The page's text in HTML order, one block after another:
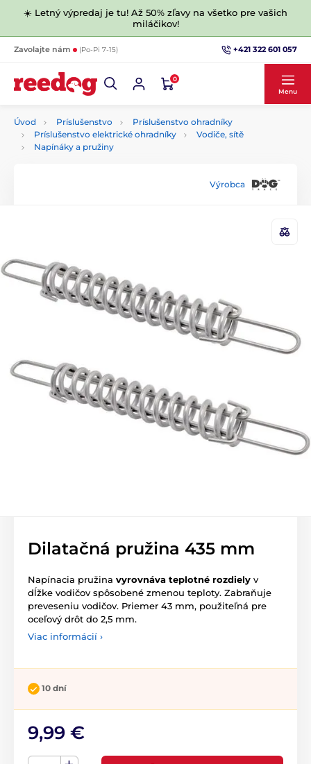
☀️ Letný výpredaj je tu! Až 50% zľavy na všetko pre vašich
miláčikov!
Zavolajte nám (Po-Pi 7-15) +421 322 601 057
0
Menu
Úvod Príslušenstvo
Príslušenstvo ohradníky
Príslušenstvo elektrické ohradníky
Vodiče, sítě
Napínáky a pružiny
Výrobca
Dilatačná pružina 435 mm
Napínacia pružina vyrovnáva teplotné rozdiely v
dĺžke vodičov spôsobené zmenou teploty. Zabraňuje
preveseniu vodičov. Priemer 43 mm, použiteľná pre
oceľový drôt do 2,5 mm.
Viac informácií ›
10 dní
9,99 €